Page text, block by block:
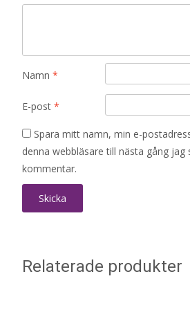
Namn *
E-post *
Spara mitt namn, min e-
denna webbläsare till nästa gång jag
kommentar.
Relaterade produkter